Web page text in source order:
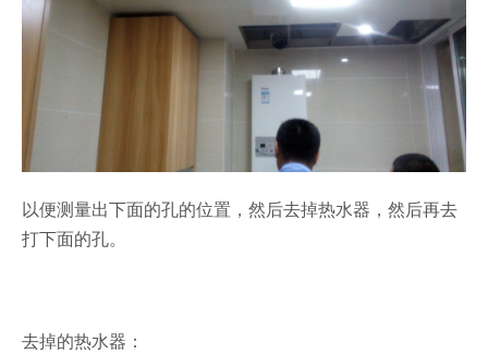
以便测量出下面的孔的位置，然后去掉热水器，然后再去
打下面的孔。
去掉的热水器：